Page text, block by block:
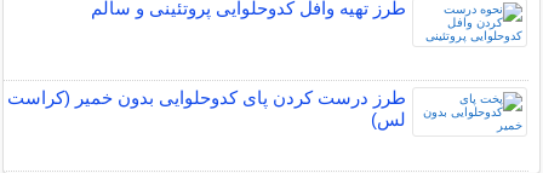
طرز تهیه وافل کدوحلوایی پروتئینی و سالم
طرز درست کردن پای کدوحلوایی بدون خمیر (کراست
لس)